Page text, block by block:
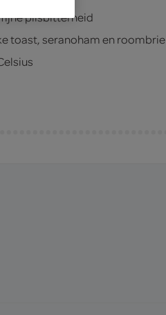
pilsbitterheid
toast, seranoham en roombrie